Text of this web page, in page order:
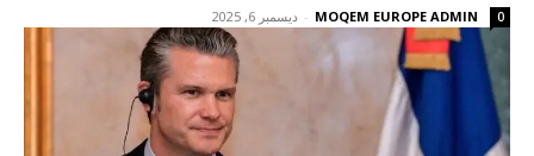
MOQEM EUROPE ADMIN
- ديسمبر 6, 2025 0